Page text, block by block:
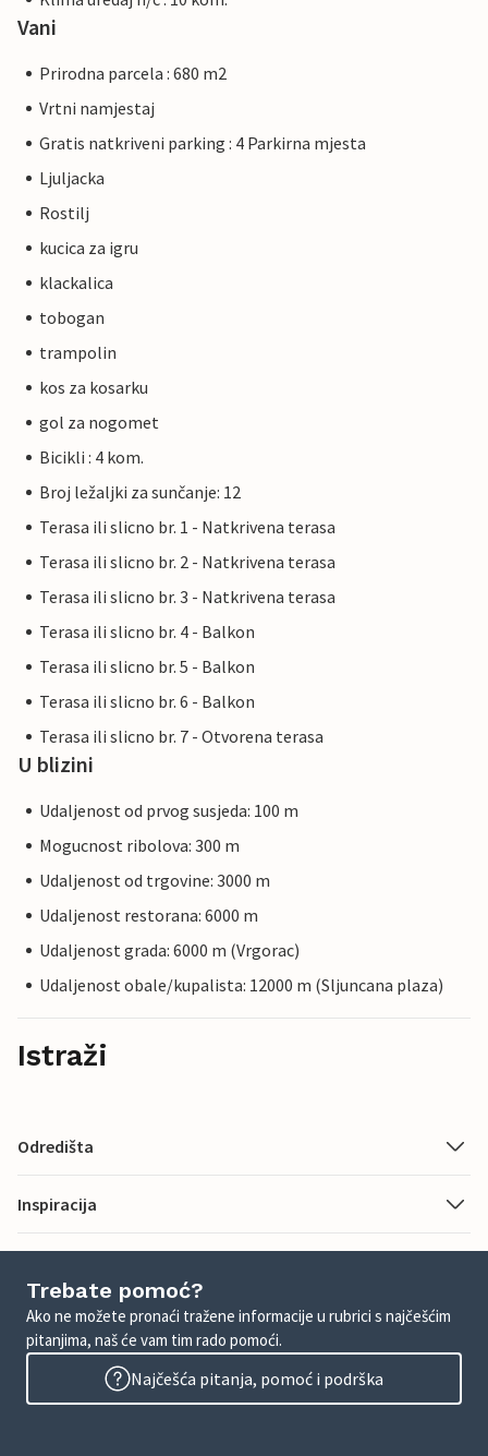
Vani
Prirodna parcela : 680 m2
Vrtni namjestaj
Gratis natkriveni parking : 4 Parkirna mjesta
Ljuljacka
Rostilj
kucica za igru
klackalica
tobogan
trampolin
kos za kosarku
gol za nogomet
Bicikli : 4 kom.
Broj ležaljki za sunčanje: 12
Terasa ili slicno br. 1 - Natkrivena terasa
Terasa ili slicno br. 2 - Natkrivena terasa
Terasa ili slicno br. 3 - Natkrivena terasa
Terasa ili slicno br. 4 - Balkon
Terasa ili slicno br. 5 - Balkon
Terasa ili slicno br. 6 - Balkon
Terasa ili slicno br. 7 - Otvorena terasa
U blizini
Udaljenost od prvog susjeda: 100 m
Mogucnost ribolova: 300 m
Udaljenost od trgovine: 3000 m
Udaljenost restorana: 6000 m
Udaljenost grada: 6000 m (Vrgorac)
Udaljenost obale/kupalista: 12000 m (Sljuncana plaza)
Istraži
Odredišta
Inspiracija
Trebate pomoć?
Ako ne možete pronaći tražene informacije u rubrici s najčešćim
pitanjima, naš će vam tim rado pomoći.
Najčešća pitanja, pomoć i podrška